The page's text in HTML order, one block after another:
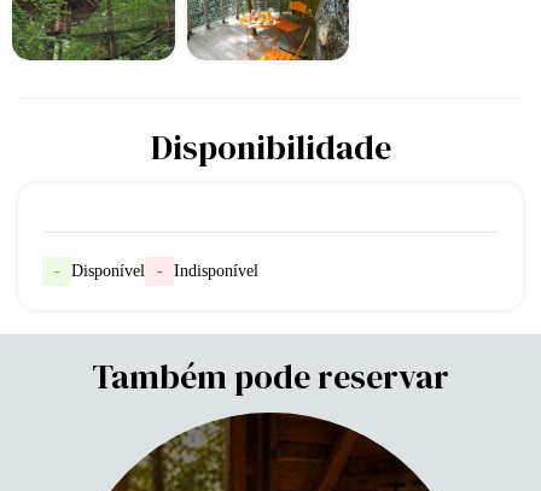
Disponibilidade
- Disponível - Indisponível
Também pode reservar